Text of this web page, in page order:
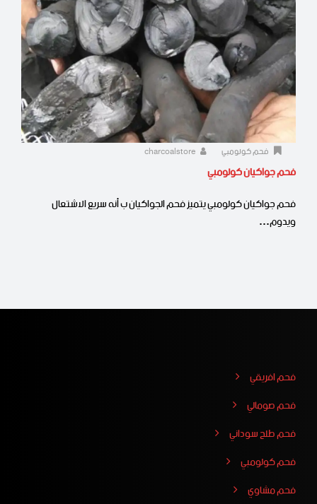
فحم كولومبي
فحم جواكيان كولومبي
فحم جواكيان كولومبي يتميز فحم الجواكيان ب أنه سريع الاشتعال
ويدوم…
فحم افريقي
فحم صومالي
فحم طلح سوداني
فحم كولومبي
فحم مشاوي